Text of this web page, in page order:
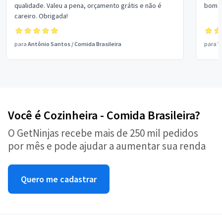
qualidade. Valeu a pena, orçamento grátis e não é
careiro. Obrigada!
para Antônio Santos /Comida Brasileira
bom
para
Você é Cozinheira - Comida Brasileira?
O GetNinjas recebe mais de 250 mil pedidos
por mês e pode ajudar a aumentar sua renda
Quero me cadastrar